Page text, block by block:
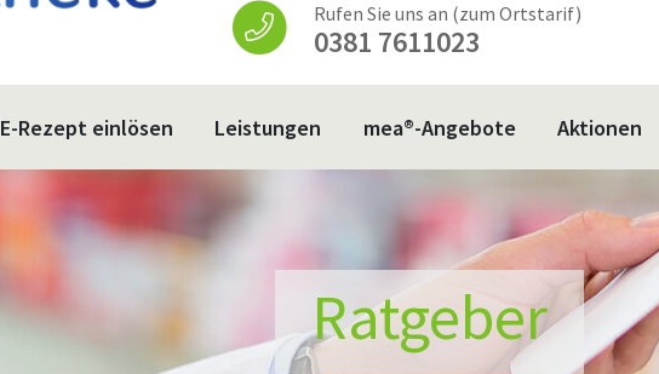
Rufen Sie uns an (zum Ortstarif)
0381 7611023
E-Rezept einlösen Leistungen mea®-Angebote Aktionen
Ratgeber